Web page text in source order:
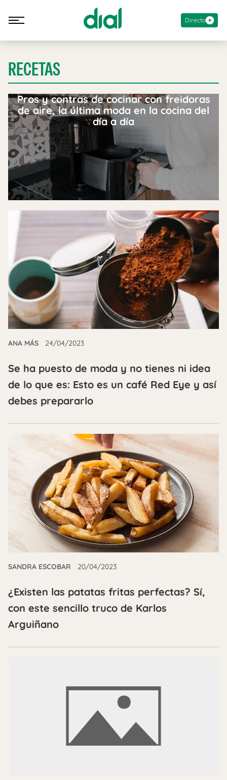
Directo
RECETAS
Pros y contras de cocinar con freidoras
de aire, la última moda en la cocina del
día a día
ANA MÁS 24/04/2023
Se ha puesto de moda y no tienes ni idea
de lo que es: Esto es un café Red Eye y así
debes prepararlo
SANDRA ESCOBAR 20/04/2023
¿Existen las patatas fritas perfectas? Sí,
con este sencillo truco de Karlos
Arguiñano